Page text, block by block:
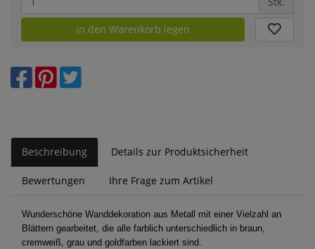
in den Warenkorb legen
Beschreibung Details zur Produktsicherheit
Bewertungen Ihre Frage zum Artikel
Wunderschöne Wanddekoration aus Metall mit einer Vielzahl an
Blättern gearbeitet, die alle farblich unterschiedlich in braun,
cremweiß, grau und goldfarben lackiert sind.